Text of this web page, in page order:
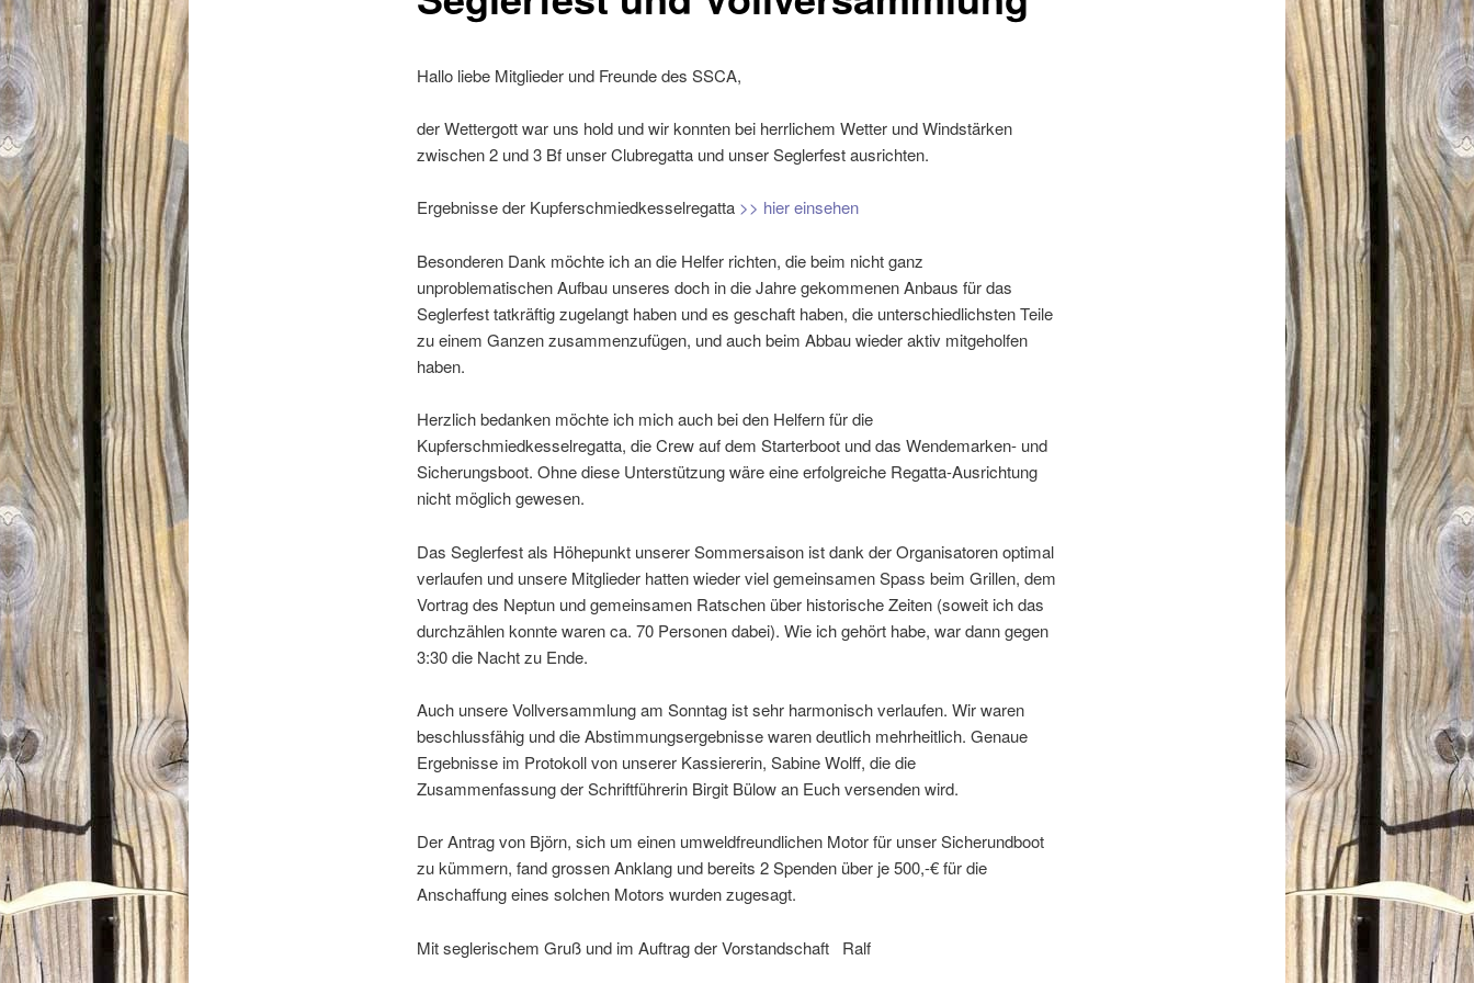
Hallo liebe Mitglieder und Freunde des SSCA,
der Wettergott war uns hold und wir konnten bei herrlichem Wetter und Windstärken
zwischen 2 und 3 Bf unser Clubregatta und unser Seglerfest ausrichten.
Ergebnisse der Kupferschmiedkesselregatta>> hier einsehen
Besonderen Dank möchte ich an die Helfer richten, die beim nicht ganz
unproblematischen Aufbau unseres doch in die Jahre gekommenen Anbaus für das
Seglerfest tatkräftig zugelangt haben und es geschaft haben, die unterschiedlichsten Teile
zu einem Ganzen zusammenzufügen, und auch beim Abbau wieder aktiv mitgeholfen
haben.
Herzlich bedanken möchte ich mich auch bei den Helfern für die
Kupferschmiedkesselregatta, die Crew auf dem Starterboot und das Wendemarken- und
Sicherungsboot. Ohne diese Unterstützung wäre eine erfolgreiche Regatta-Ausrichtung
nicht möglich gewesen.
Das Seglerfest als Höhepunkt unserer Sommersaison ist dank der Organisatoren optimal
verlaufen und unsere Mitglieder hatten wieder viel gemeinsamen Spass beim Grillen, dem
Vortrag des Neptun und gemeinsamen Ratschen über historische Zeiten (soweit ich das
durchzählen konnte waren ca. 70 Personen dabei). Wie ich gehört habe, war dann gegen
3:30 die Nacht zu Ende.
Auch unsere Vollversammlung am Sonntag ist sehr harmonisch verlaufen. Wir waren
beschlussfähig und die Abstimmungsergebnisse waren deutlich mehrheitlich. Genaue
Ergebnisse im Protokoll von unserer Kassiererin, Sabine Wolff, die die
Zusammenfassung der Schriftführerin Birgit Bülow an Euch versenden wird.
Der Antrag von Björn, sich um einen umweldfreundlichen Motor für unser Sicherundboot
zu kümmern, fand grossen Anklang und bereits 2 Spenden über je 500,-€ für die
Anschaffung eines solchen Motors wurden zugesagt.
Mit seglerischem Gruß und im Auftrag der Vorstandschaft Ralf